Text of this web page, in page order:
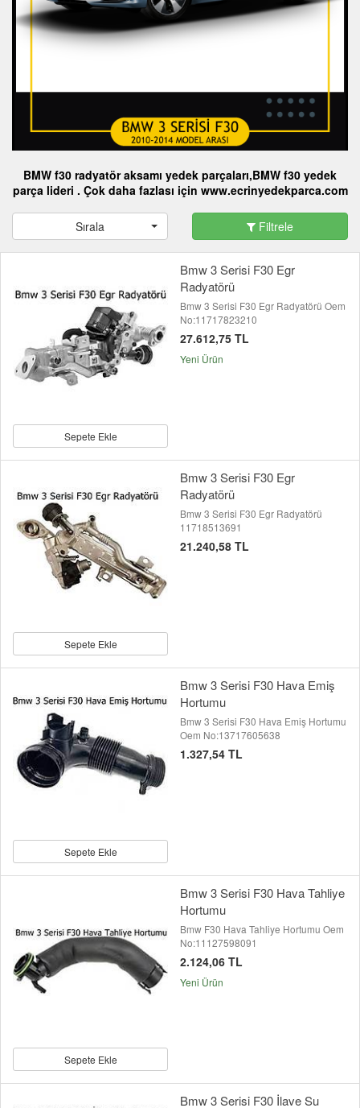
BMW f30 radyatör aksamı yedek parçaları,BMW f30 yedek
parçalideri . Çok daha fazlası için www.ecrinyedekparca.com
Sırala Filtrele
Sepete Ekle
Bmw 3 Serisi F30 Egr
Radyatörü
Bmw 3 Serisi F30 Egr Radyatörü Oem
No:11717823210
27.612,75 TL
Yeni Ürün
Sepete Ekle
Bmw 3 Serisi F30 Egr
Radyatörü
Bmw 3 Serisi F30 Egr Radyatörü
11718513691
21.240,58 TL
Sepete Ekle
Bmw 3 Serisi F30 Hava Emiş
Hortumu
Bmw 3 Serisi F30 Hava Emiş Hortumu
Oem No:13717605638
1.327,54 TL
Sepete Ekle
Bmw 3 Serisi F30 Hava Tahliye
Hortumu
Bmw F30 Hava Tahliye Hortumu Oem
No:11127598091
2.124,06 TL
Yeni Ürün
Bmw 3 Serisi F30 İlave Su